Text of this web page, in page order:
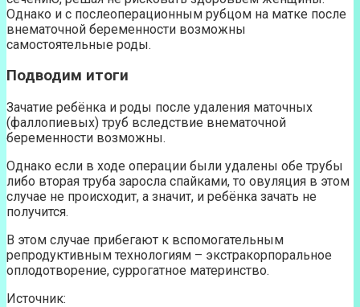
Однако и с послеоперационным рубцом на матке после
внематочной беременности возможны
самостоятельные роды.
Подводим итоги
Зачатие ребёнка и роды после удаления маточных
(фаллопиевых) труб вследствие внематочной
беременности возможны.
Однако если в ходе операции были удалены обе трубы
либо вторая труба заросла спайками, то овуляция в этом
случае не происходит, а значит, и ребёнка зачать не
получится.
В этом случае прибегают к вспомогательным
репродуктивным технологиям – экстракорпоральное
оплодотворение, суррогатное материнство.
Источник: